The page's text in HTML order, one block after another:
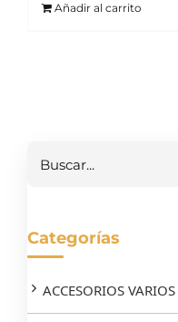
Añadir al carrito
Categorías
ACCESORIOS VARIOS